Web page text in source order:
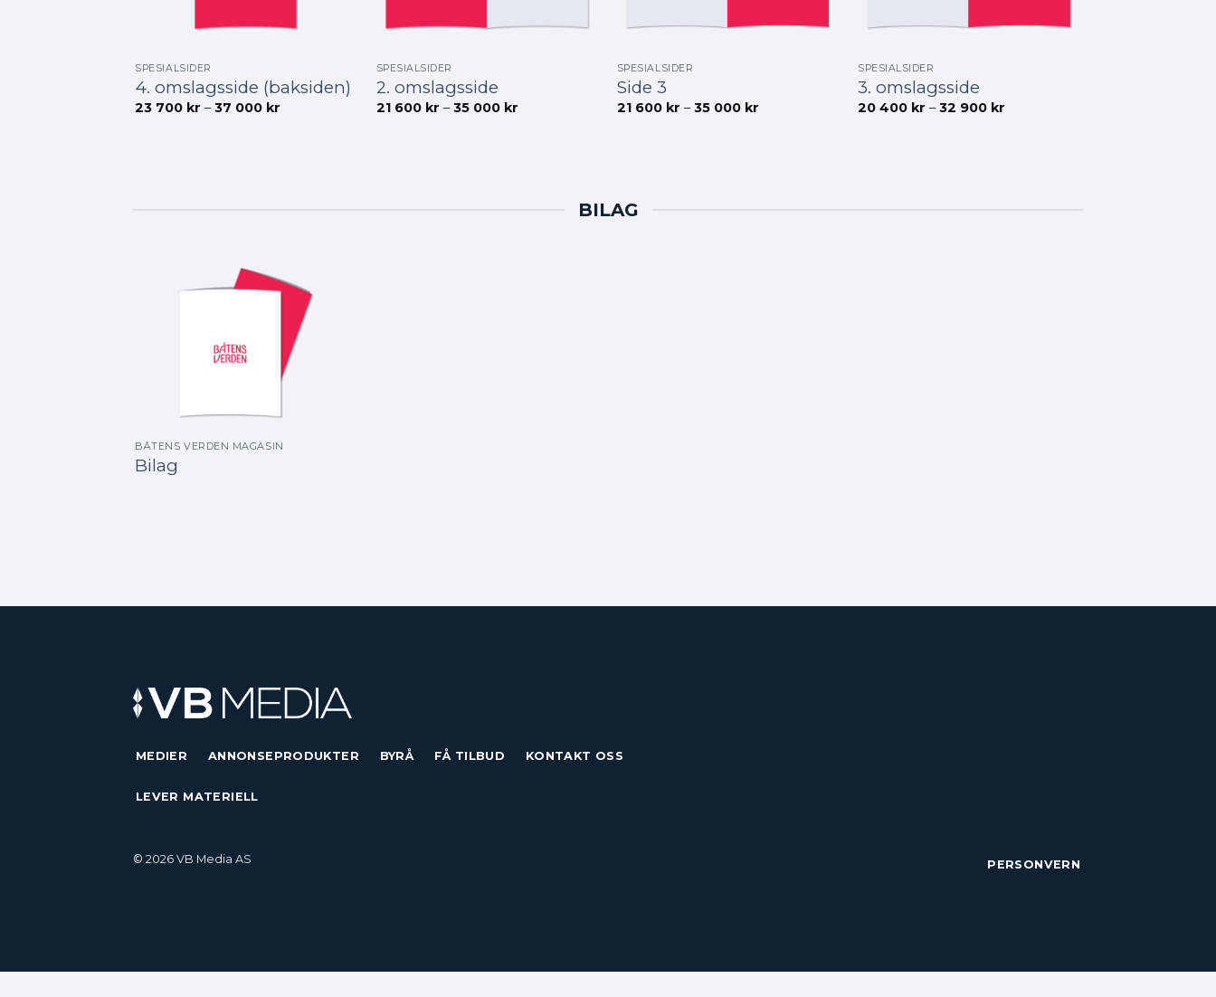
SPESIALSIDER
4. omslagsside (baksiden)
23 700 kr – 37 000 kr
SPESIALSIDER
2. omslagsside
21 600 kr – 35 000 krPrisområde:
SPESIALSIDER
Side 3
21 600 kr – 35 000 krPrisområde:
SPESIALSIDER
3. omslagsside
20 400 kr – 32 900 kr
BILAG
BÅTENS VERDEN MAGASIN
Bilag
MEDIER ANNONSEPRODUKTER BYRÅ FÅ TILBUD KONTAKT OSS
LEVER MATERIELL
© 2026 VB Media AS PERSONVERN